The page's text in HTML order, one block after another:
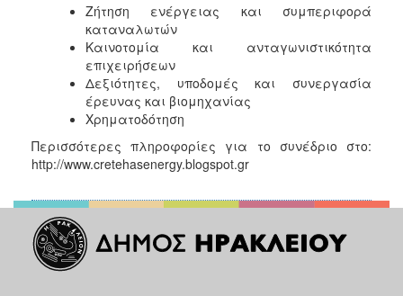
Ζήτηση ενέργειας και συμπεριφορά
καταναλωτών
Καινοτομία και ανταγωνιστικότητα
επιχειρήσεων
Δεξιότητες, υποδομές και συνεργασία
έρευνας και βιομηχανίας
Χρηματοδότηση
Περισσότερες πληροφορίες για το συνέδριο στο:
http://www.cretehasenergy.blogspot.gr